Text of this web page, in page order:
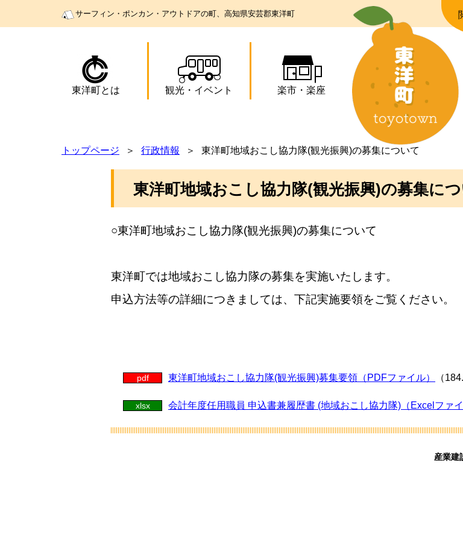
サーフィン・ポンカン・アウトドアの町、高知県安芸郡東洋町
東洋町とは 観光 ・ イベント 楽市・楽座
トップページ 行政情報 東洋町地域おこし協力隊(観光振興)の募集について
東洋町地域おこし協力隊(観光振興)の募集に
○東洋町地域おこし協力隊(観光振興)の募集について
東洋町では地域おこし協力隊の募集を実施いたします。
申込方法等の詳細につきましては、下記実施要領をご覧ください。
pdf 東洋町地域おこし協力隊(観光振興)募集要領（PDFファイル） （
xlsx 会計年度任用職員 申込書兼履歴書 (地域おこし協力隊)（Excelファイ
産業建